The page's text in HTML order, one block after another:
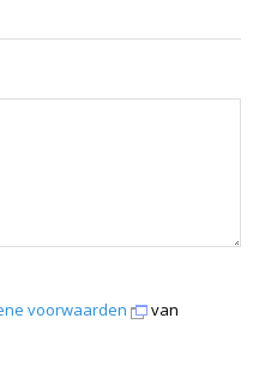
voorwaarden
van